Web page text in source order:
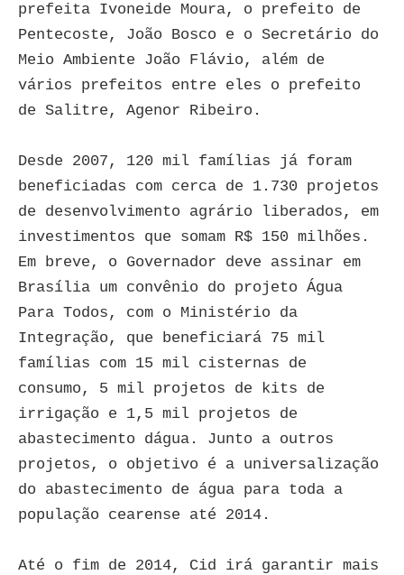
prefeita Ivoneide Moura, o prefeito de
Pentecoste, João Bosco e o Secretário do
Meio Ambiente João Flávio, além de
vários prefeitos entre eles o prefeito
de Salitre, Agenor Ribeiro.
Desde 2007, 120 mil famílias já foram
beneficiadas com cerca de 1.730 projetos
de desenvolvimento agrário liberados, em
investimentos que somam R$ 150 milhões.
Em breve, o Governador deve assinar em
Brasília um convênio do projeto Água
Para Todos, com o Ministério da
Integração, que beneficiará 75 mil
famílias com 15 mil cisternas de
consumo, 5 mil projetos de kits de
irrigação e 1,5 mil projetos de
abastecimento dágua. Junto a outros
projetos, o objetivo é a universalização
do abastecimento de água para toda a
população cearense até 2014.
Até o fim de 2014, Cid irá garantir mais